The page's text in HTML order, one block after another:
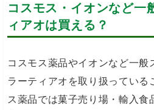
コスモス・イオンなど一
ィアオは買える？
コスモス薬品やイオンなど一般
ラーティアオを取り扱っている
ス薬品では菓子売り場・輸入食